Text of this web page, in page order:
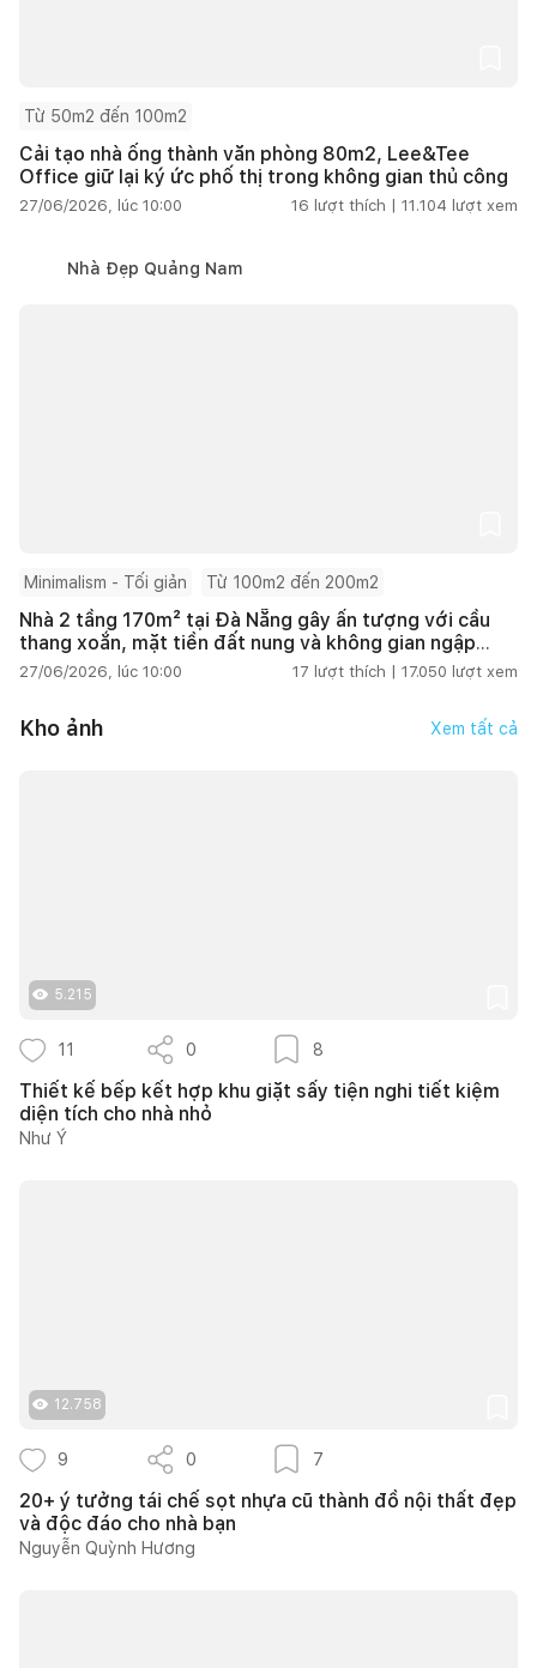
Từ 50m2 đến 100m2
Cải tạo nhà ống thành văn phòng 80m2, Lee&Tee
Office giữ lại ký ức phố thị trong không gian thủ công
27/06/2026, lúc 10:00 16 lượt thích | 11.104 lượt xem
Nhà Đẹp Quảng Nam
Minimalism - Tối giản Từ 100m2 đến 200m2
Nhà 2 tầng 170m² tại Đà Nẵng gây ấn tượng với cầu
thang xoắn, mặt tiền đất nung và không gian ngập
tràn ánh sáng
27/06/2026, lúc 10:00 17 lượt thích | 17.050 lượt xem
Kho ảnh Xem tất cả
5.215
11 0 8
Thiết kế bếp kết hợp khu giặt sấy tiện nghi tiết kiệm
diện tích cho nhà nhỏ
Như Ý
12.758
9 0 7
20+ ý tưởng tái chế sọt nhựa cũ thành đồ nội thất đẹp
và độc đáo cho nhà bạn
Nguyễn Quỳnh Hương